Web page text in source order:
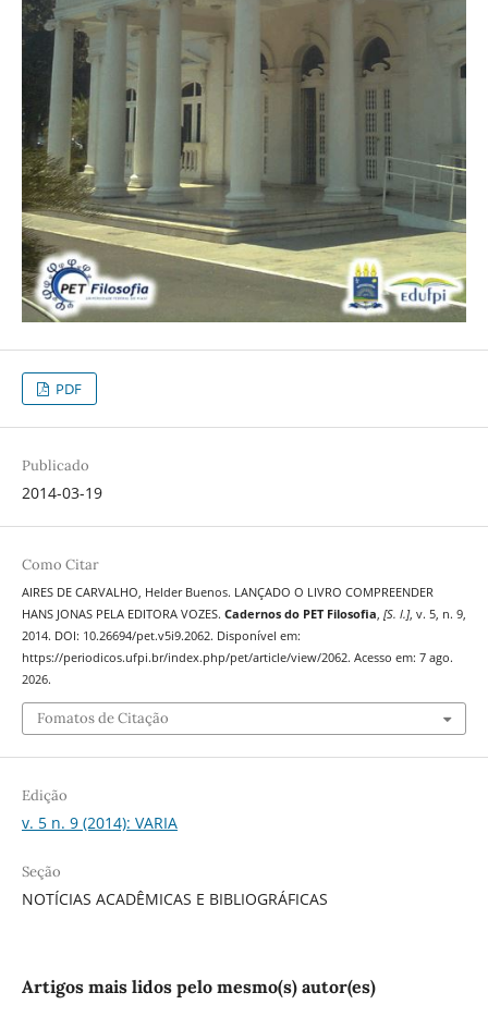
PDF
Publicado
2014-03-19
Como Citar
AIRES DE CARVALHO, Helder Buenos. LANÇADO O LIVRO COMPREENDER
HANS JONAS PELA EDITORA VOZES. Cadernos do PET Filosofia, [S. l.], v. 5, n. 9,
2014. DOI: 10.26694/pet.v5i9.2062. Disponível em:
https://periodicos.ufpi.br/index.php/pet/article/view/2062. Acesso em: 7 ago.
2026.
Fomatos de Citação
Edição
v. 5 n. 9 (2014): VARIA
Seção
NOTÍCIAS ACADÊMICAS E BIBLIOGRÁFICAS
Artigos mais lidos pelo mesmo(s) autor(es)